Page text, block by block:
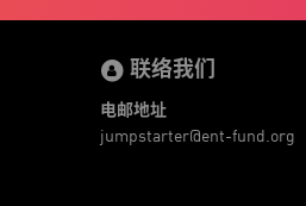
联络我们
电邮地址
jumpstarter@ent-fund.org